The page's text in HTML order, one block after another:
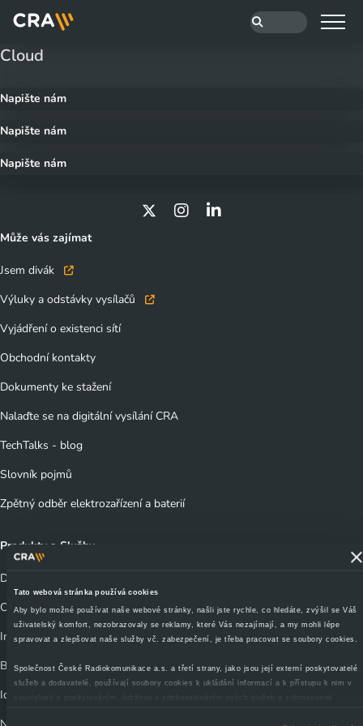
Tato webová stránka používá cookies
Aby bylo možné používat naše webové stránky, našli jste rychle, co hledáte, zvýšil se Váš
uživatelský komfort, nezobrazovaly se reklamy, které Vás nezajímají, a my mohli lépe
spravovat a zlepšovat naše služby vč. zabezpečení, je třeba pracovat se soubory cookies.
Společnost České Radiokomunikace a.s. a třetí strany, jako jsou její externí poskytovatelé
služeb a dodavatelé, používají soubory cookies k ukládání informací a k přístupu k nim v
Cloud
Napište nám
Napište nám
Napište nám
Může vás zajímat
Jsem divák
Výluky a odstávky vysílačů
Vyjádření o existenci sítí
Obchodní kontakty
Dokumenty ke stažení
Nalaďte se na digitální vysílání CRA
TechTalks - blog
Slovník pojmů
Zpětný odběr elektrozařízení a baterií
Produkty a Služby
Datová centra
Cloud
Infrastruktura / Telco
Bezpečnost
IoT - Internet věcí